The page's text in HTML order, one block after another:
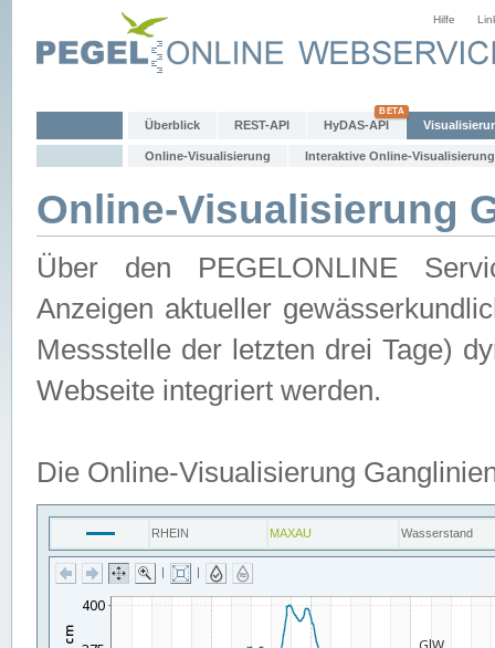
Hilfe
Überblick REST-API HyDAS-API
Online-Visualisierung Interaktive Online-Visualisierung
Online-Visualisierung
Über den PEGELONLINE
Anzeigen aktueller
Messstelle der letzten drei Tage)
Webseite integriert werden.
Die Online-Visualisierung